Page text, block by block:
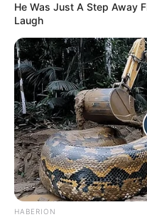
He Was Just A Step Away
Laugh
HABERION